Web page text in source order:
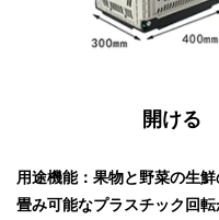
開ける
用途機能：果物と野菜の生
畳み可能なプラスチック回